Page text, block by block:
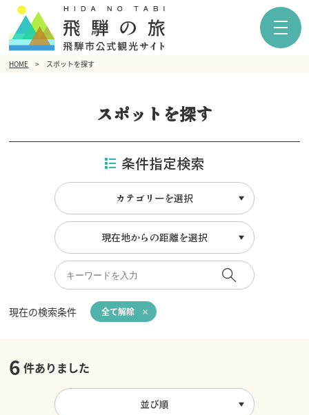
HOME スポットを探す
スポットを探す
条件指定検索
カテゴリーを選択
現在地からの距離を選択
現在の検索条件 全て解除
6 件ありました
並び順